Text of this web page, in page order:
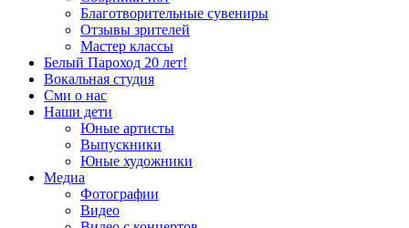
Благотворительные сувениры
Отзывы зрителей
Мастер классы
Белый Пароход 20 лет!
Вокальная студия
Сми о нас
Наши дети
Юные артисты
Выпускники
Юные художники
Медиа
Фотографии
Видео